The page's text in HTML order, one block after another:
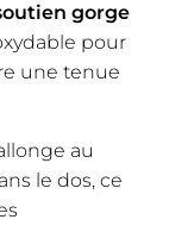
gorge
pour
une tenue
au
le dos, ce